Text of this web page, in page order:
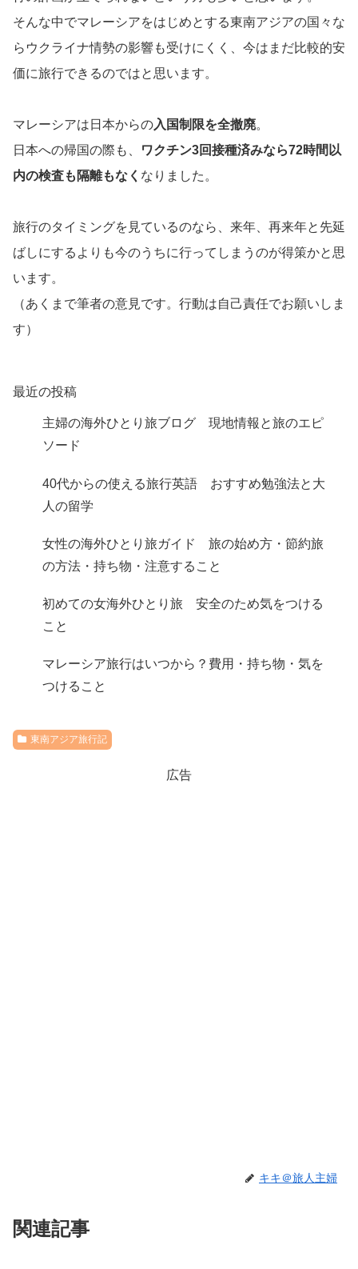
そんな中でマレーシアをはじめとする東南アジアの国々な
らウクライナ情勢の影響も受けにくく、今はまだ比較的安
価に旅行できるのではと思います。
マレーシアは日本からの入国制限を全撤廃。
日本への帰国の際も、
ワクチン3回接種済みなら72時間以
内の検査も隔離もなく なりました。
旅行のタイミングを見ているのなら、来年、再来年と先延
ばしにするよりも今のうちに行ってしまうのが得策かと思
います。
（あくまで筆者の意見です。行動は自己責任でお願いしま
す）
最近の投稿
主婦の海外ひとり旅ブログ 現地情報と旅のエピ
ソード
40代からの使える旅行英語 おすすめ勉強法と大
人の留学
女性の海外ひとり旅ガイド 旅の始め方・節約旅
の方法・持ち物・注意すること
初めての女海外ひとり旅 安全のため気をつける
こと
マレーシア旅行はいつから？費用・持ち物・気を
つけること
東南アジア旅行記
広告
キキ＠旅人主婦
関連記事